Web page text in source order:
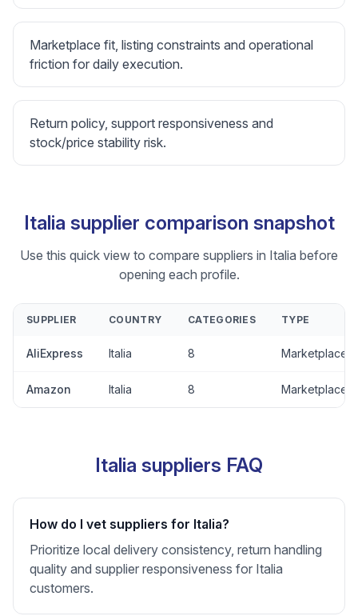
Marketplace fit, listing constraints and operational
friction for daily execution.
Return policy, support responsiveness and
stock/price stability risk.
Italia supplier comparison snapshot
Use this quick view to compare suppliers in Italia before
opening each profile.
SUPPLIER COUNTRY CATEGORIES TYPE
AliExpress Italia 8 Marketplace
Amazon Italia 8 Marketplace
Italia suppliers FAQ
How do I vet suppliers for Italia?
Prioritize local delivery consistency, return handling
quality and supplier responsiveness for Italia
customers.